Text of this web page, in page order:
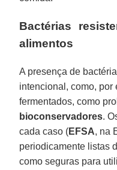
Bactérias
alimentos
A presença de
intencional, como, por
fermentados, como
bioconservadores.
cada caso (EFSA, na
periodicamente listas
como seguras para